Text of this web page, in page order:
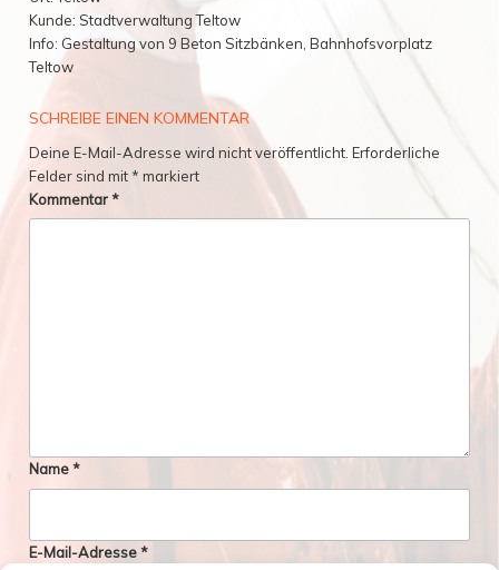
Kunde: Stadtverwaltung Teltow
Info: Gestaltung von 9 Beton Sitzbänken, Bahnhofsvorplatz
Teltow
SCHREIBE EINEN KOMMENTAR
Deine E-Mail-Adresse wird nicht veröffentlicht. Erforderliche
Felder sind mit * markiert
Kommentar*
Name*
E-Mail-Adresse*